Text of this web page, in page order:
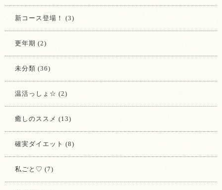
新コース登場！ (3)
更年期 (2)
未分類 (36)
温活っしょ☆ (2)
癒しのススメ (13)
確実ダイエット (8)
私ごと♡ (7)